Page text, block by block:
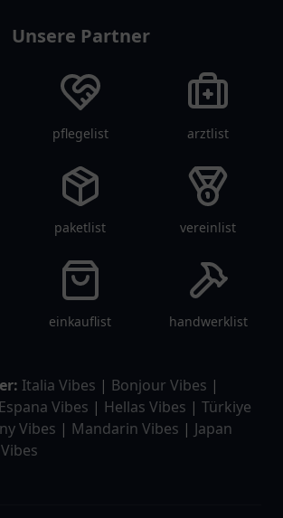
Unsere Partner
pflegelist arztlist
paketlist vereinlist
einkauflist handwerklist
Italia Vibes | Bonjour Vibes |
Espana Vibes | Hellas Vibes | Türkiye
Vibes | Mandarin Vibes | Japan